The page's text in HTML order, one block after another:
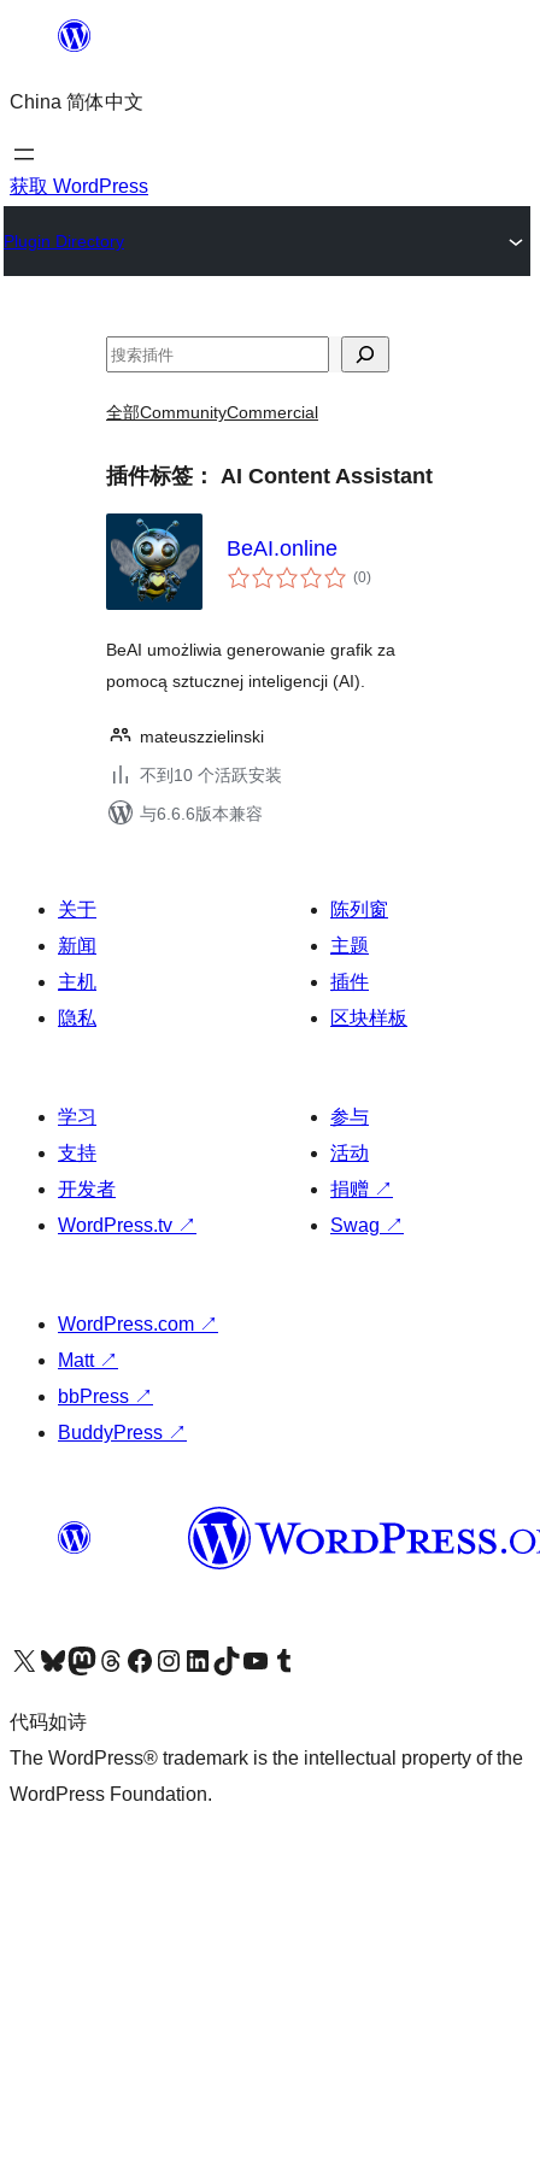
内
容
China 简体中文
获取 WordPress
Plugin Directory
搜
全部CommunityCommercial
插件标签： AI Content Assistant
BeAI.online
(0总
评)
BeAI umożliwia generowanie grafik za
pomocą sztucznej inteligencji (AI).
mateuszzielinski
不到10 个活跃安装
与6.6.6版本兼容
关于
新闻
主机
隐私
陈列窗
主题
插件
区块样板
学习
支持
开发者
WordPress.tv ↗
参与
活动
捐赠 ↗
Swag ↗
WordPress.com ↗
Matt ↗
bbPress ↗
BuddyPress ↗
关注我们的 X（原 Twitter）账号访问我们的 Bluesky 账号关注我们的 Mastodon 账号访问我们的 Threads 账号 访问我们的 Facebook 公共主页关注我们的 Instagram 账号 关注我们的 LinkedIn 主页访问我们的 TikTok 账号访问我们的 YouTube 频道 访问我们的 Tumblr 账号
代码如诗
The WordPress® trademark is the intellectual property of the
WordPress Foundation.